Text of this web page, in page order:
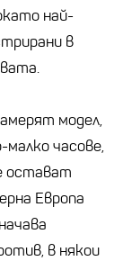
най-
в
модел,
часове,
остават
Европа
в някои